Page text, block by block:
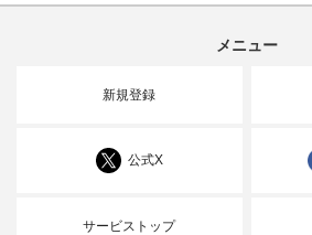
メニュー
新規登録
公式X
サービストップ